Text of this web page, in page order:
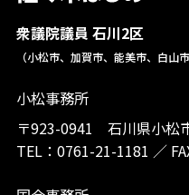
衆議院議員 石川2区
（小松市、加賀市、能美市、白山
小松事務所
〒923-0941 石川県小松
TEL： 0761-21-1181 ／